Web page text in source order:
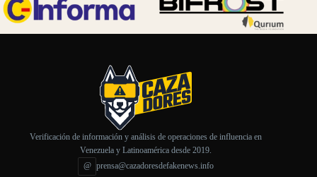
Verificación de información y análisis de operaciones de influencia en
Venezuela y Latinoamérica desde 2019.
@ prensa@cazadoresdefakenews.info